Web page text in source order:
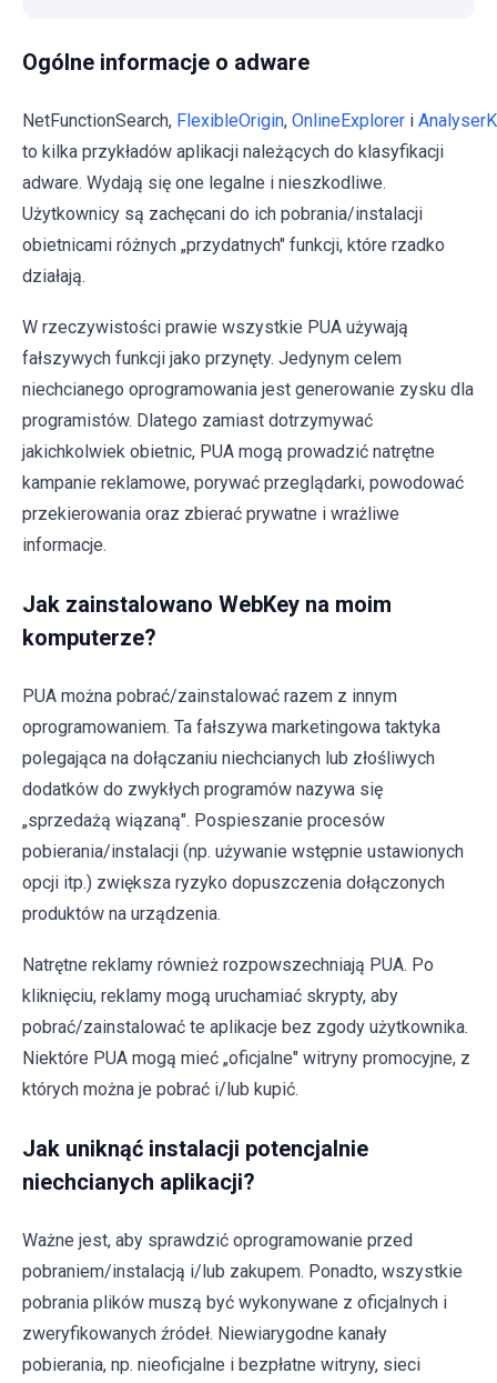
Ogólne informacje o adware
NetFunctionSearch, FlexibleOrigin, OnlineExplorer i
to kilka przykładów aplikacji należących do klasyfikacji
adware. Wydają się one legalne i nieszkodliwe.
Użytkownicy są zachęcani do ich pobrania/instalacji
obietnicami różnych „przydatnych" funkcji, które rzadko
działają.
W rzeczywistości prawie wszystkie PUA używają
fałszywych funkcji jako przynęty. Jedynym celem
niechcianego oprogramowania jest generowanie zysku dla
programistów. Dlatego zamiast dotrzymywać
jakichkolwiek obietnic, PUA mogą prowadzić natrętne
kampanie reklamowe, porywać przeglądarki, powodować
przekierowania oraz zbierać prywatne i wrażliwe
informacje.
Jak zainstalowano WebKey na moim
komputerze?
PUA można pobrać/zainstalować razem z innym
oprogramowaniem. Ta fałszywa marketingowa taktyka
polegająca na dołączaniu niechcianych lub złośliwych
dodatków do zwykłych programów nazywa się
„sprzedażą wiązaną". Pospieszanie procesów
pobierania/instalacji (np. używanie wstępnie ustawionych
opcji itp.) zwiększa ryzyko dopuszczenia dołączonych
produktów na urządzenia.
Natrętne reklamy również rozpowszechniają PUA. Po
kliknięciu, reklamy mogą uruchamiać skrypty, aby
pobrać/zainstalować te aplikacje bez zgody użytkownika.
Niektóre PUA mogą mieć „oficjalne" witryny promocyjne, z
których można je pobrać i/lub kupić.
Jak uniknąć instalacji potencjalnie
niechcianych aplikacji?
Ważne jest, aby sprawdzić oprogramowanie przed
pobraniem/instalacją i/lub zakupem. Ponadto, wszystkie
pobrania plików muszą być wykonywane z oficjalnych i
zweryfikowanych źródeł. Niewiarygodne kanały
pobierania, np. nieoficjalne i bezpłatne witryny, sieci